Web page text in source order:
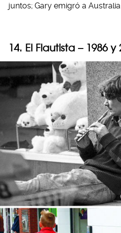
juntos; Gary emigró a
14. El Flautista – 1986 y